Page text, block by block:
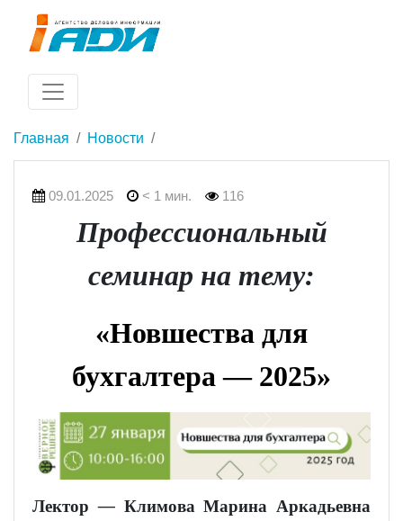
Главная Новости
09.01.2025 < 1 мин. 116
Профессиональный
семинар на тему:
«Новшества для
бухгалтера — 2025»
Лектор — Климова Марина Аркадьевна